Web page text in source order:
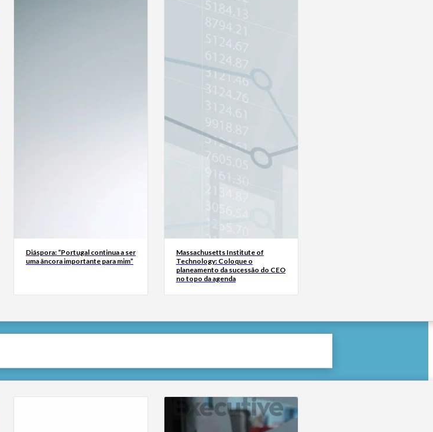
Diáspora: “Portugal continua a ser
uma âncora importante para mim”
Massachusetts Institute of
Technology: Coloque o
planeamento da sucessão do CEO
no topo da agenda